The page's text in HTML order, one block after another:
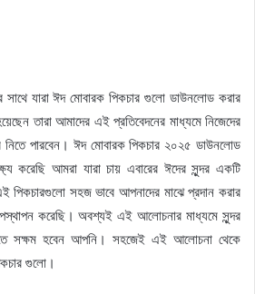
যারা ঈদ মোবারক পিকচার গুলো ডাউনলোড করার
তারা আমাদের এই প্রতিবেদনের মাধ্যমে নিজেদের
নিতে পারবেন। ঈদ মোবারক পিকচার ২০২৫ ডাউনলোড
করেছি আমরা যারা চায় এবারের ঈদের সুন্দর একটি
সহজ ভাবে আপনাদের মাঝে প্রদান করার
করেছি। অবশ্যই এই আলোচনার মাধ্যমে সুন্দর
সক্ষম হবেন আপনি। সহজেই এই আলোচনা থেকে
গুলো।